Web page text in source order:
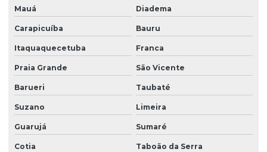
Mauá Diadema
Carapicuíba Bauru
Itaquaquecetuba Franca
Praia Grande São Vicente
Barueri Taubaté
Suzano Limeira
Guarujá Sumaré
Cotia Taboão da Serra